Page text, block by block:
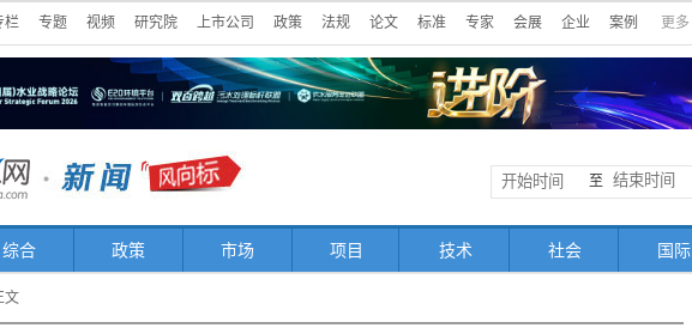
栏 专题 视频 研究院 上市公司 政策 法规 论文 标准 专家 会展 企业 案例 更多
至
综合 政策 市场 项目 技术 社会 国际
文